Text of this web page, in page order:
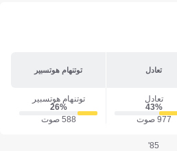
تعادل توتنهام هوتسبير
تعادل
43‎%‎
977 صوت
توتنهام هوتسبير
26‎%‎
588 صوت
85'